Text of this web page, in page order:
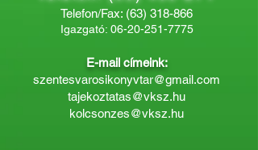
Telefon/Fax: (63) 318-866
Igazgató: 06-20-251-7775
E-mail címeink:
szentesvarosikonyvtar@gmail.com
tajekoztatas@vksz.hu
kolcsonzes@vksz.hu